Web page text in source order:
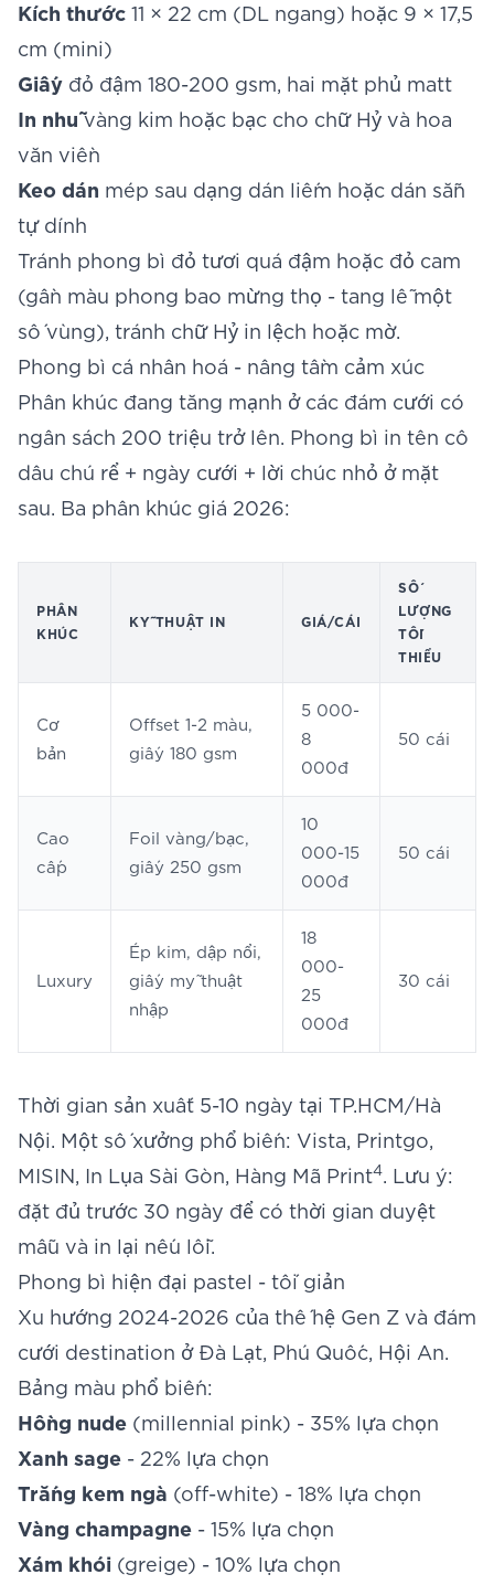
Kích thước 11 × 22 cm (DL ngang) hoặc 9 × 17,5
cm (mini)
Giấy đỏ đậm 180-200 gsm, hai mặt phủ matt
In nhũvàng kim hoặc bạc cho chữ Hỷ và hoa
văn viền
Keo dán mép sau dạng dán liếm hoặc dán sẵn
tự dính
Tránh phong bì đỏ tươi quá đậm hoặc đỏ cam
(gần màu phong bao mừng thọ - tang lễ một
số vùng), tránh chữ Hỷ in lệch hoặc mờ.
Phong bì cá nhân hoá - nâng tầm cảm xúc
Phân khúc đang tăng mạnh ở các đám cưới có
ngân sách 200 triệu trở lên. Phong bì in tên cô
dâu chú rể + ngày cưới + lời chúc nhỏ ở mặt
sau. Ba phân khúc giá 2026:
PHÂN
KHÚC
KỸ THUẬT IN GIÁ/CÁI
SỐ
LƯỢNG
TỐI
THIỂU
Cơ
bản
Offset 1-2 màu,
giấy 180 gsm
5 000-
8
000đ
50 cái
Cao
cấp
Foil vàng/bạc,
giấy 250 gsm
10
000-15
000đ
50 cái
Luxury
Ép kim, dập nổi,
giấy mỹ thuật
nhập
18
000-
25
000đ
30 cái
Thời gian sản xuất 5-10 ngày tại TP.HCM/Hà
Nội. Một số xưởng phổ biến: Vista, Printgo,
MISIN, In Lụa Sài Gòn, Hàng Mã Print4. Lưu ý:
đặt đủ trước 30 ngày để có thời gian duyệt
mẫu và in lại nếu lỗi.
Phong bì hiện đại pastel - tối giản
Xu hướng 2024-2026 của thế hệ Gen Z và đám
cưới destination ở Đà Lạt, Phú Quốc, Hội An.
Bảng màu phổ biến:
Hồng nude (millennial pink) - 35% lựa chọn
Xanh sage - 22% lựa chọn
Trắng kem ngà (off-white) - 18% lựa chọn
Vàng champagne - 15% lựa chọn
Xám khói (greige) - 10% lựa chọn